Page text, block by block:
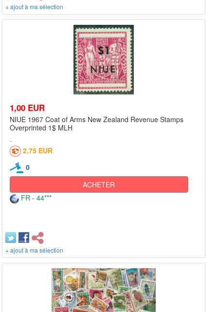
+ ajout à ma sélection
1,00 EUR
NIUE 1967 Coat of Arms New Zealand Revenue Stamps
Overprinted 1$ MLH
2,75 EUR
0
ACHETER
FR - 44***
+ ajout à ma sélection